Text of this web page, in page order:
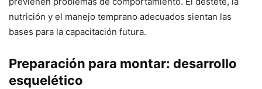
nutrición y el manejo temprano adecuados sientan las
bases para la capacitación futura.
Preparación para montar: desarrollo
esquelético